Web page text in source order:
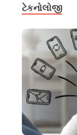
ટેકનોલોજી